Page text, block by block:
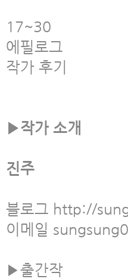
17~30
에필로그
작가 후기
▶작가 소개
진주
블로그 http://
이메일
▶출간작